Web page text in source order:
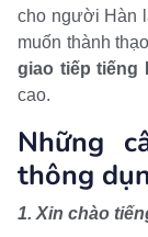
cho người Hàn
muốn thành
giao tiếp tiếng
cao.
Những
thông
1. Xin chào